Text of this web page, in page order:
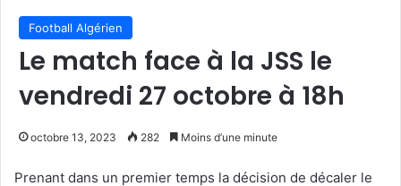
Football Algérien
Le match face à la JSS le
vendredi 27 octobre à 18h
octobre 13, 2023 282 Moins d’une minute
Prenant dans un premier temps la décision de décaler le